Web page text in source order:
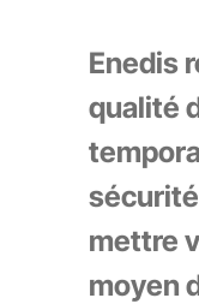
Enedis
qualité
mettre
moyen